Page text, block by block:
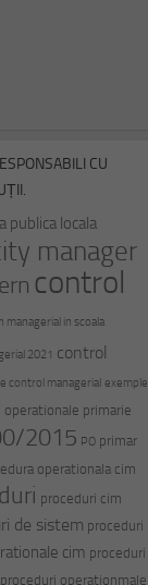
CU
publica locala
manager
control
managerial in scoala
2021 control
control managerial exemple
primarie
2015 PO primar
operationala cim
proceduri cim
de sistem proceduri
cim proceduri
proceduri operationmale